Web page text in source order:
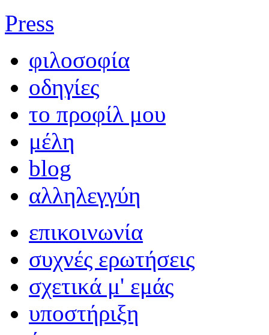
Press
φιλοσοφία
οδηγίες
το προφίλ μου
μέλη
blog
αλληλεγγύη
επικοινωνία
συχνές ερωτήσεις
σχετικά μ' εμάς
υποστήριξη